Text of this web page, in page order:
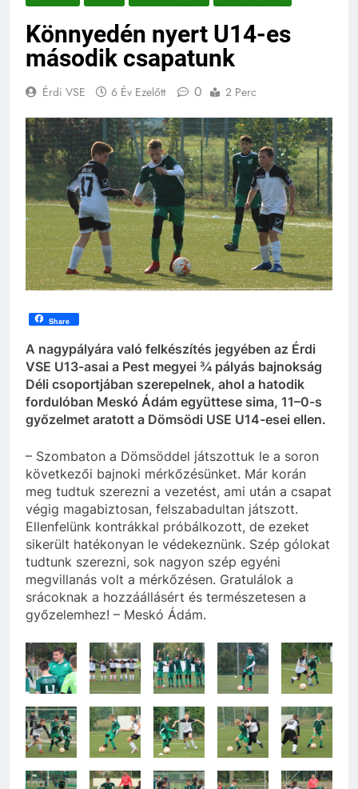
Könnyedén nyert U14-es
második csapatunk
Érdi VSE 6 Év Ezelőtt 0 2 Perc
Share
A nagypályára való felkészítés jegyében az Érdi
VSE U13-asai a Pest megyei ¾ pályás bajnokság
Déli csoportjában szerepelnek, ahol a hatodik
fordulóban Meskó Ádám együttese sima, 11–0-s
győzelmet aratott a Dömsödi USE U14-esei ellen.
– Szombaton a Dömsöddel játszottuk le a soron
következői bajnoki mérkőzésünket. Már korán
meg tudtuk szerezni a vezetést, ami után a csapat
végig magabiztosan, felszabadultan játszott.
Ellenfelünk kontrákkal próbálkozott, de ezeket
sikerült hatékonyan le védekeznünk. Szép gólokat
tudtunk szerezni, sok nagyon szép egyéni
megvillanás volt a mérkőzésen. Gratulálok a
srácoknak a hozzáállásért és természetesen a
győzelemhez! – Meskó Ádám.